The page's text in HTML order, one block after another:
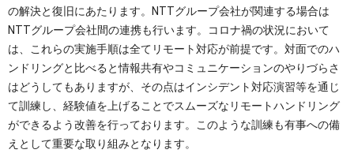
の解決と復旧にあたります。NTTグループ会社が関連する場合は
NTTグループ会社間の連携も行います。コロナ禍の状況において
は、これらの実施手順は全てリモート対応が前提です。対面でのハ
ンドリングと比べると情報共有やコミュニケーションのやりづらさ
はどうしてもありますが、その点はインシデント対応演習等を通じ
て訓練し、経験値を上げることでスムーズなリモートハンドリング
ができるよう改善を行っております。このような訓練も有事への備
えとして重要な取り組みとなります。